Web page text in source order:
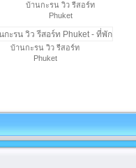
บ้านกะรน วิว รีสอร์ท
Phuket
บ้านกะรน วิว รีสอร์ท
Phuket